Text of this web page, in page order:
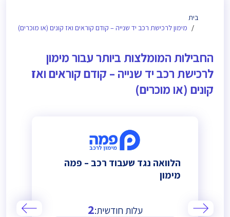
בית
מימון לרכישת רכב יד שנייה – קודם קוראים ואז קונים (או מוכרים)
החבילות המומלצות ביותר עבור מימון
לרכישת רכב יד שנייה – קודם קוראים ואז
קונים (או מוכרים)
הלוואה נגד שעבוד רכב – פמה
מימון
עלות חודשית:2